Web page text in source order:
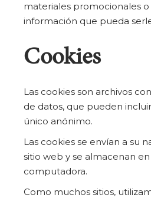
materiales promocionales
información que pueda
Cookies
Las cookies son archivos
de datos, que pueden
único anónimo.
Las cookies se envían a su
sitio web y se almacenan
computadora.
Como muchos sitios,